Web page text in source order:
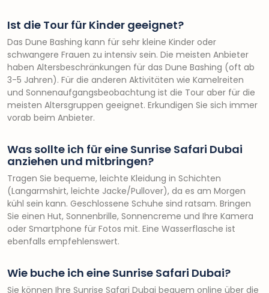
Ist die Tour für Kinder geeignet?
Das Dune Bashing kann für sehr kleine Kinder oder
schwangere Frauen zu intensiv sein. Die meisten Anbieter
haben Altersbeschränkungen für das Dune Bashing (oft ab
3-5 Jahren). Für die anderen Aktivitäten wie Kamelreiten
und Sonnenaufgangsbeobachtung ist die Tour aber für die
meisten Altersgruppen geeignet. Erkundigen Sie sich immer
vorab beim Anbieter.
Was sollte ich für eine Sunrise Safari Dubai
anziehen und mitbringen?
Tragen Sie bequeme, leichte Kleidung in Schichten
(Langarmshirt, leichte Jacke/Pullover), da es am Morgen
kühl sein kann. Geschlossene Schuhe sind ratsam. Bringen
Sie einen Hut, Sonnenbrille, Sonnencreme und Ihre Kamera
oder Smartphone für Fotos mit. Eine Wasserflasche ist
ebenfalls empfehlenswert.
Wie buche ich eine Sunrise Safari Dubai?
Sie können Ihre Sunrise Safari Dubai bequem online über die